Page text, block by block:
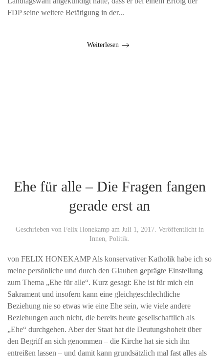
FDP seine weitere Betätigung in der...
Weiterlesen
Ehe für alle – Die Fragen fangen
gerade erst an
Geschrieben von Felix Honekampam Juli 1, 2017. Veröffentlicht in
Innen, Politik.
von FELIX HONEKAMP Als konservativer Katholik habe ich so
meine persönliche und durch den Glauben geprägte Einstellung
zum Thema „Ehe für alle“. Kurz gesagt: Ehe ist für mich ein
Sakrament und insofern kann eine gleichgeschlechtliche
Beziehung nie so etwas wie eine Ehe sein, wie viele andere
Beziehungen auch nicht, die bereits heute gesellschaftlich als
„Ehe“ durchgehen. Aber der Staat hat die Deutungshoheit über
den Begriff an sich genommen – die Kirche hat sie sich ihn
entreißen lassen – und damit kann grundsätzlich mal fast alles als